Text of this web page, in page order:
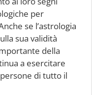
per
se l’astrologia
sua validità
della
a esercitare
di tutto il